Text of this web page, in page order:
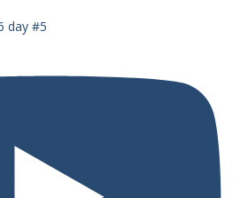
day #5